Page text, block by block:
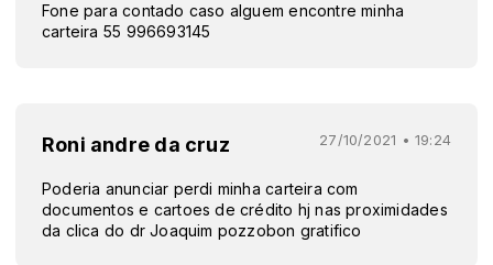
Fone para contado caso alguem encontre minha
carteira 55 996693145
Roni andre da cruz 27/10/2021 • 19:24
Poderia anunciar perdi minha carteira com
documentos e cartoes de crédito hj nas proximidades
da clica do dr Joaquim pozzobon gratifico